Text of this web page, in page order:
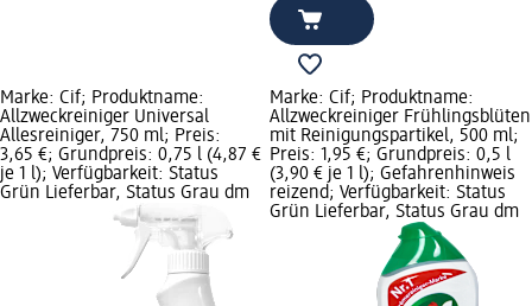
Marke: Cif; Produktname:
Allzweckreiniger Universal
Allesreiniger, 750 ml; Preis:
3,65 €; Grundpreis: 0,75 l (4,87 €
je 1 l); Verfügbarkeit: Status
Grün Lieferbar, Status Grau dm
Marke: Cif; Produktname:
Allzweckreiniger Frühlingsblüten
mit Reinigungspartikel, 500 ml;
Preis: 1,95 €; Grundpreis: 0,5 l
(3,90 € je 1 l); Gefahrenhinweis
reizend; Verfügbarkeit: Status
Grün Lieferbar, Status Grau dm